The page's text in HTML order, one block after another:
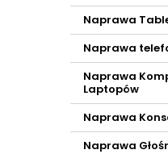
Naprawa
Naprawa
Naprawa
Laptopów
Naprawa
Naprawa